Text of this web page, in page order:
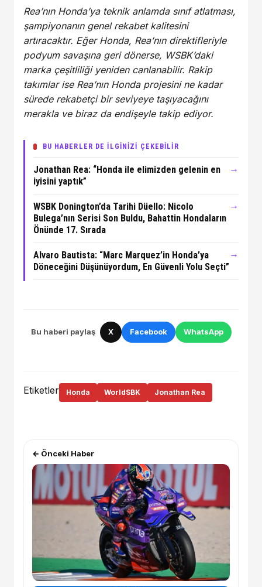
Rea’nın Honda’ya teknik anlamda sınıf atlatması,
şampiyonanın genel rekabet kalitesini
artıracaktır. Eğer Honda, Rea’nın direktifleriyle
podyum savaşına geri dönerse, WSBK’daki
marka çeşitliliği yeniden canlanabilir. Rakip
takımlar ise Rea’nın Honda projesini ne kadar
sürede rekabetçi bir seviyeye taşıyacağını
merakla ve biraz da endişeyle takip ediyor.
BU HABERLER DE İLGİNİZİ ÇEKEBİLİR
Jonathan Rea: “Honda ile elimizden gelenin en
iyisini yaptık”
→
WSBK Donington’da Tarihi Düello: Nicolo
Bulega’nın Serisi Son Buldu, Bahattin Hondaların
Önünde 17. Sırada
→
Alvaro Bautista: “Marc Marquez’in Honda’ya
Döneceğini Düşünüyordum, En Güvenli Yolu Seçti”
→
Bu haberi paylaş X Facebook WhatsApp
Etiketler Honda WorldSBK Jonathan Rea
← Önceki Haber